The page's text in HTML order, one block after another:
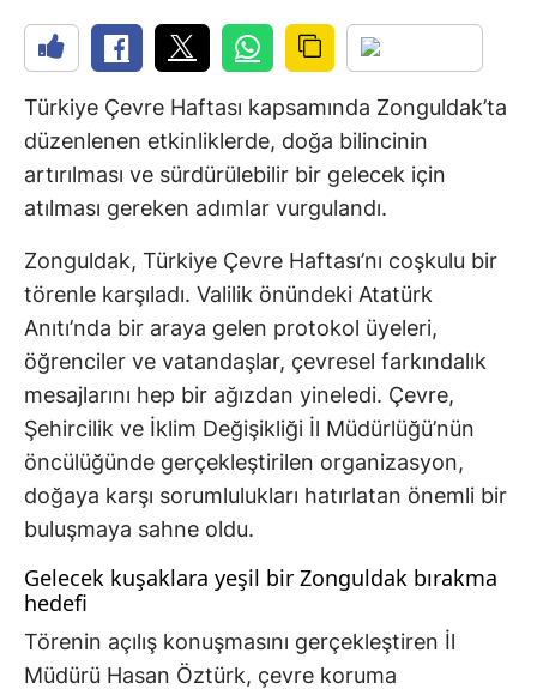
Türkiye Çevre Haftası kapsamında Zonguldak’ta
düzenlenen etkinliklerde, doğa bilincinin
artırılması ve sürdürülebilir bir gelecek için
atılması gereken adımlar vurgulandı.
Zonguldak, Türkiye Çevre Haftası’nı coşkulu bir
törenle karşıladı. Valilik önündeki Atatürk
Anıtı’nda bir araya gelen protokol üyeleri,
öğrenciler ve vatandaşlar, çevresel farkındalık
mesajlarını hep bir ağızdan yineledi. Çevre,
Şehircilik ve İklim Değişikliği İl Müdürlüğü’nün
öncülüğünde gerçekleştirilen organizasyon,
doğaya karşı sorumlulukları hatırlatan önemli bir
buluşmaya sahne oldu.
Gelecek kuşaklara yeşil bir Zonguldak bırakma
hedefi
Törenin açılış konuşmasını gerçekleştiren İl
Müdürü Hasan Öztürk, çevre koruma